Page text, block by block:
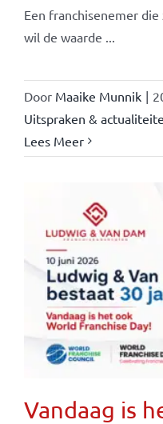
Een franchisenemer
wil de waarde ...
Door Maaike Munnik |
Uitspraken &
Lees Meer
Vandaag is